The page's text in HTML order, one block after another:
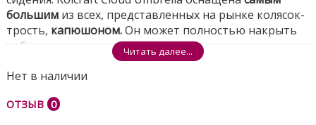
большимиз всех, представленных на рынке колясок-
трость, капюшоном.Он может полностью накрыть
ребенка, надежно защищая его от солнца, ветра и
дождя. Вашему малышу будет комфортно и
безопасно в своем «транспорте» даже во время
Коляска имеет поворотные колеса с передней
Читать далее...
Нет в наличии
ОТЗЫВ 0